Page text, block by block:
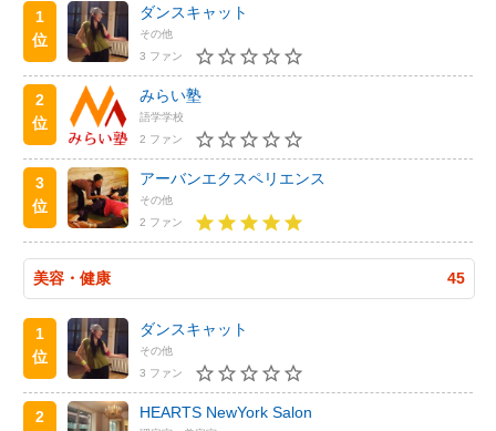
1
位
ダンスキャット
その他
3 ファン
2
位
みらい塾
語学学校
2 ファン
3
位
アーバンエクスペリエンス
その他
2 ファン
美容・健康 45
1
位
ダンスキャット
その他
3 ファン
2
HEARTS NewYork Salon